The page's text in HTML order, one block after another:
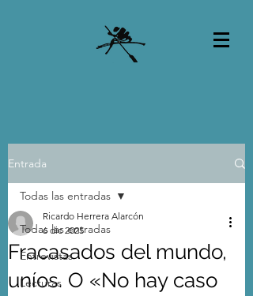
Entrada
Todas las entradas
Entrevistas
Lecturas
Todas las entradas
Fracasados del mundo,
uníos. O «No hay caso
Ricardo Herrera Alarcón
6 dic 2025